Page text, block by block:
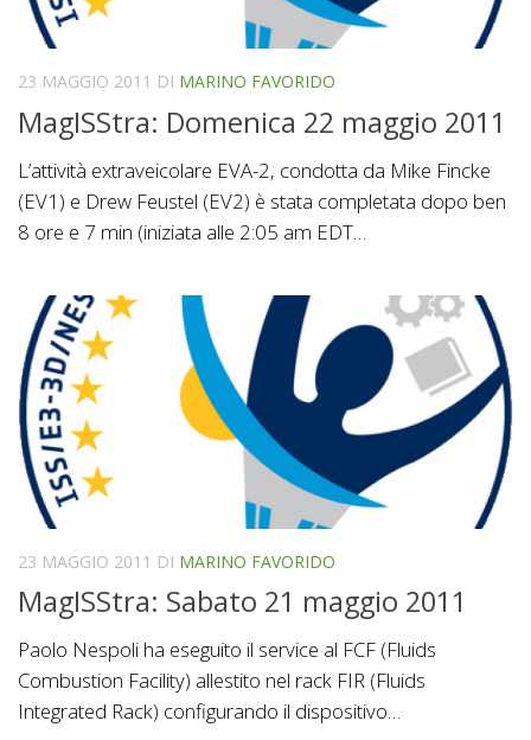
23 MAGGIO 2011 DI MARINO FAVORIDO
MagISStra: Domenica 22 maggio 2011
L’attività extraveicolare EVA-2, condotta da Mike Fincke
(EV1) e Drew Feustel (EV2) è stata completata dopo ben
8 ore e 7 min (iniziata alle 2:05 am EDT…
23 MAGGIO 2011 DI MARINO FAVORIDO
MagISStra: Sabato 21 maggio 2011
Paolo Nespoli ha eseguito il service al FCF (Fluids
Combustion Facility) allestito nel rack FIR (Fluids
Integrated Rack) configurando il dispositivo…